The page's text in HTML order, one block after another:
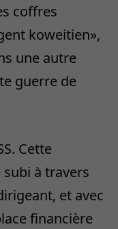
coffres
koweitien»,
une autre
guerre de
Cette
à travers
et avec
financière